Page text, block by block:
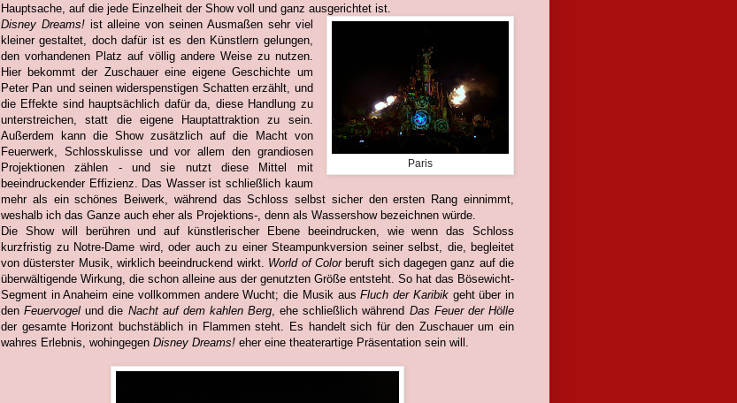
Hauptsache, auf die jede Einzelheit der Show voll und ganz ausgerichtet ist.
Paris
Disney Dreams!ist alleine von seinen Ausmaßen sehr viel
kleiner gestaltet, doch dafür ist es den Künstlern gelungen,
den vorhandenen Platz auf völlig andere Weise zu nutzen.
Hier bekommt der Zuschauer eine eigene Geschichte um
Peter Pan und seinen widerspenstigen Schatten erzählt, und
die Effekte sind hauptsächlich dafür da, diese Handlung zu
unterstreichen, statt die eigene Hauptattraktion zu sein.
Außerdem kann die Show zusätzlich auf die Macht von
Feuerwerk, Schlosskulisse und vor allem den grandiosen
Projektionen zählen - und sie nutzt diese Mittel mit
beeindruckender Effizienz. Das Wasser ist schließlich kaum
mehr als ein schönes Beiwerk, während das Schloss selbst sicher den ersten Rang einnimmt,
weshalb ich das Ganze auch eher als Projektions-, denn als Wassershow bezeichnen würde.
Die Show will berühren und auf künstlerischer Ebene beeindrucken, wie wenn das Schloss
kurzfristig zu Notre-Dame wird, oder auch zu einer Steampunkversion seiner selbst, die, begleitet
von düsterster Musik, wirklich beeindruckend wirkt. World of Colorberuft sich dagegen ganz auf die
überwältigende Wirkung, die schon alleine aus der genutzten Größe entsteht. So hat das Bösewicht-
Segment in Anaheim eine vollkommen andere Wucht; die Musik ausFluch der Karibikgeht über in
denFeuervogel und die Nacht auf dem kahlen Berg , ehe schließlich während Das Feuer der Hölle
der gesamte Horizont buchstäblich in Flammen steht. Es handelt sich für den Zuschauer um ein
wahres Erlebnis, wohingegen Disney Dreams! eher eine theaterartige Präsentation sein will.